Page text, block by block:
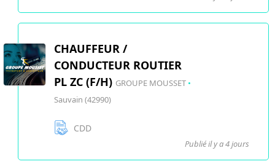
CHAUFFEUR /
CONDUCTEUR ROUTIER
PL ZC (F/H) GROUPE MOUSSET •
Sauvain (42990)
CDD
Publié il y a 4 jours